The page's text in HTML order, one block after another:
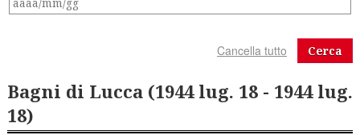
Cerca
Bagni di Lucca (1944 lug. 18 - 1944 lug.
18)